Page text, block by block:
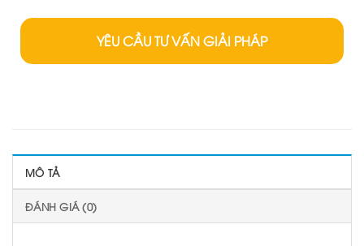
YÊU CẦU TƯ VẤN GIẢI PHÁP
MÔ TẢ
ĐÁNH GIÁ (0)